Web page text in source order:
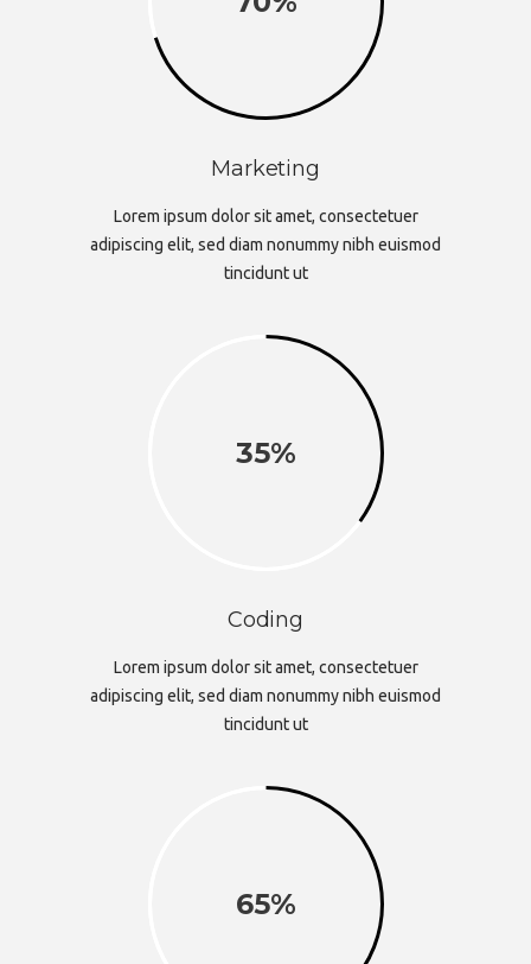
Marketing
Lorem ipsum dolor sit amet, consectetuer
adipiscing elit, sed diam nonummy nibh euismod
tincidunt ut
35
Coding
Lorem ipsum dolor sit amet, consectetuer
adipiscing elit, sed diam nonummy nibh euismod
tincidunt ut
65